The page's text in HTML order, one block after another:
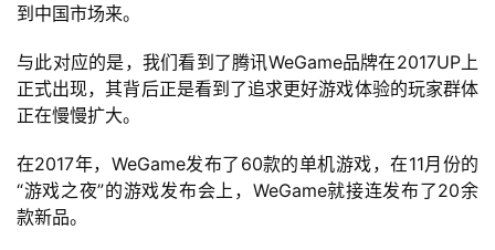
到中国市场来。
与此对应的是，我们看到了腾讯WeGame品牌在2017UP上
正式出现，其背后正是看到了追求更好游戏体验的玩家群体
正在慢慢扩大。
在2017年，WeGame发布了60款的单机游戏，在11月份的
“游戏之夜”的游戏发布会上，WeGame就接连发布了20余
款新品。